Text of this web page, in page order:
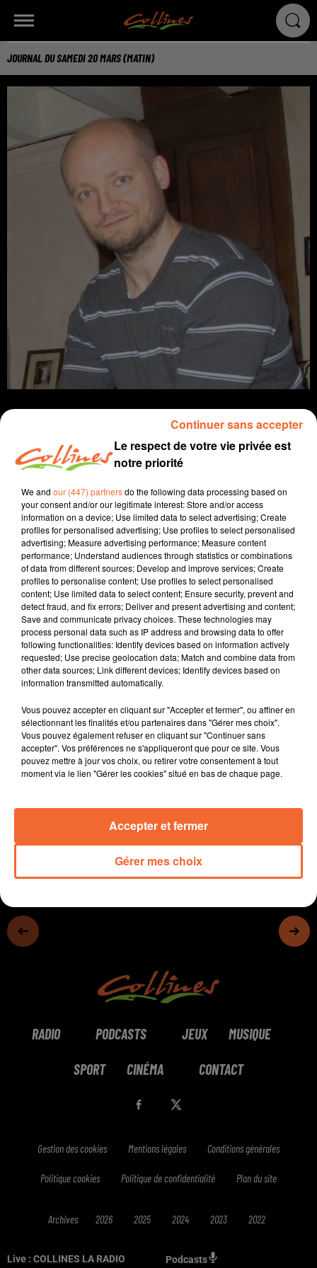
Live : COLLINES LA RADIO Podcasts
JOURNAL DU SAMEDI 20 MARS (MATIN)
infos
20 mars 2021
JOURNAL DU SAMEDI 20 MARS (MATIN)
Fabien Gazeau
L'info près de chez vous
Présenté par Fabien Gazeau
- Mobilisation des techniciens forestiers aujourd'hui
pour dénoncer la suppression des postes
- Une action de la Citoyenne demain à Argentonnay en
faveur de l'environnement
- Benoit Christen est le nouveau Monsieur Tourisme du
Thouarsais
- Belle soirée sports sur Collines ce samedi, Niort-
Toulouse en football, et Cholet-Monaco en basket.
RADIO PODCASTS JEUX MUSIQUE
SPORT CINÉMA CONTACT
Gestion des cookies Mentions légales Conditions générales
Politique cookies Politique de confidentialité Plan du site
Archives 2026 2025 2024 2023 2022
Le respect de votre vie privée est
notre priorité
We and our (447) partnersdo the following data processing based on
your consent and/or our legitimate interest: Store and/or access
information on a device; Use limited data to select advertising; Create
profiles for personalised advertising; Use profiles to select personalised
advertising; Measure advertising performance; Measure content
performance; Understand audiences through statistics or combinations
of data from different sources; Develop and improve services; Create
profiles to personalise content; Use profiles to select personalised
content; Use limited data to select content; Ensure security, prevent and
detect fraud, and fix errors; Deliver and present advertising and content;
Save and communicate privacy choices. These technologies may
process personal data such as IP address and browsing data to offer
following functionalities: Identify devices based on information actively
requested; Use precise geolocation data; Match and combine data from
other data sources; Link different devices; Identify devices based on
information transmitted automatically.
Vous pouvez accepter en cliquant sur "Accepter et fermer", ou affiner en
sélectionnant les finalités et/ou partenaires dans "Gérer mes choix".
Vous pouvez également refuser en cliquant sur "Continuer sans
accepter". Vos préférences ne s'appliqueront que pour ce site. Vous
pouvez mettre à jour vos choix, ou retirer votre consentement à tout
moment via le lien "Gérer les cookies" situé en bas de chaque page.
Gérer mes choix
Accepter et fermer
Continuer sans accepter